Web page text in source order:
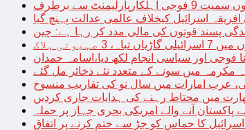
اسرائیل کیخلاف عالمی عدالت پہنچ گیا
پسند قوتوں کی مالی مدد کر رہا ہے: چین
3 صہیونی ہلاک
فوجی اور سیاسی انجام لکھ دیا،اسامہ حمدان
مکرمہ میں سونے کے متعدد نئے ذخائر مل گئے
عرب امارات میں سال نو کی تقاریب منسوخ
میں محتاط رہنے کی ہدایات جاری کردیں
آنے والے امریکی بحری جہاز پر حملہ
اسرائیل کا حماس کو جڑ سے ختم کرنے پر اتفاق